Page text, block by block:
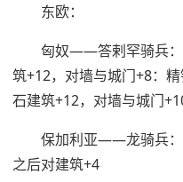
东欧：
匈奴——答剌罕骑兵：
筑+12，对墙与城门+8：
石建筑+12，对墙与城门
保加利亚——龙骑兵：
之后对建筑+4